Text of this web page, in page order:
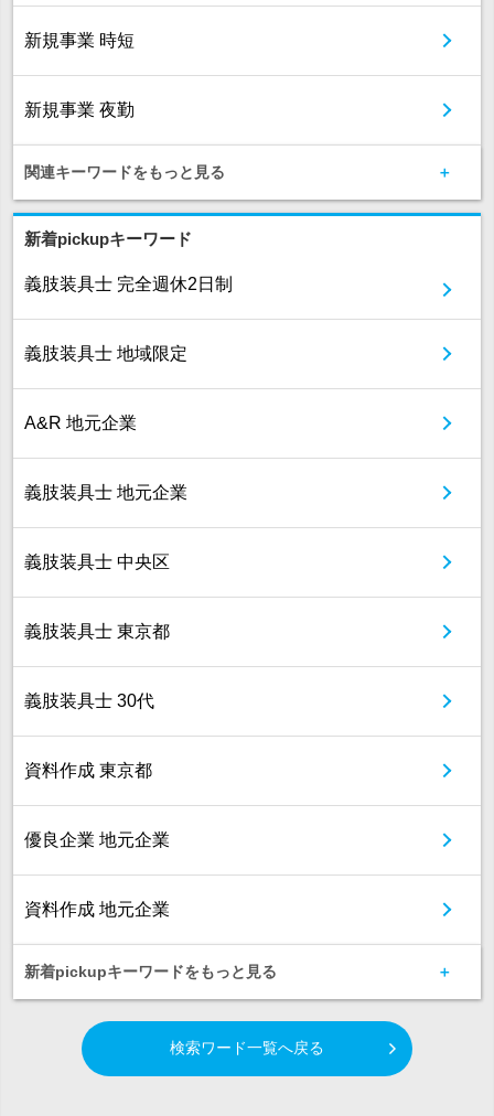
新規事業 時短
新規事業 夜勤
関連キーワードをもっと見る
新着pickupキーワード
義肢装具士 完全週休2日制
義肢装具士 地域限定
A&R 地元企業
義肢装具士 地元企業
義肢装具士 中央区
義肢装具士 東京都
義肢装具士 30代
資料作成 東京都
優良企業 地元企業
資料作成 地元企業
新着pickupキーワードをもっと見る
検索ワード一覧へ戻る